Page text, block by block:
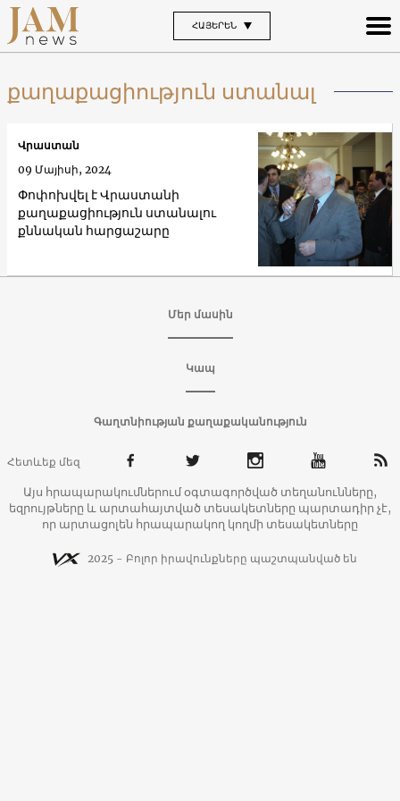
ՀԱՅԵՐԵՆ
քաղաքացիություն ստանալ
Փոփոխվել է Վրաստանի
քաղաքացիություն ստանալու
քննական հարցաշարը
Վրաստան
09 Մայիսի, 2024
Մեր մասին
Կապ
Գաղտնիության քաղաքականություն
Հետևեք մեզ
Այս հրապարակումներում օգտագործված տեղանունները,
եզրույթները և արտահայտված տեսակետները պարտադիր չէ,
որ արտացոլեն հրապարակող կողմի տեսակետները
2025 - Բոլոր իրավունքները պաշտպանված են